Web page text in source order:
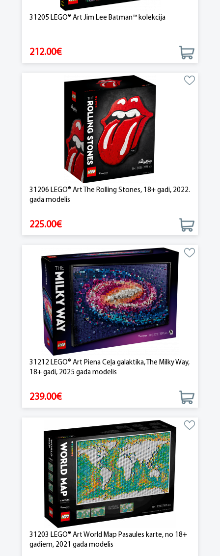
31205 LEGO® Art Jim Lee Batman™ kolekcija
212.00€
31206 LEGO® Art The Rolling Stones, 18+ gadi, 2022.
gada modelis
225.00€
31212 LEGO® Art Piena Ceļa galaktika, The Milky Way,
18+ gadi, 2025 gada modelis
239.00€
31203 LEGO® Art World Map Pasaules karte, no 18+
gadiem, 2021 gada modelis